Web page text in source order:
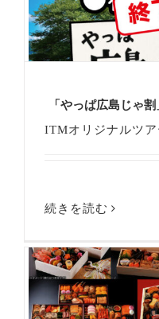
「やっぱ広島じゃ
ITMオリジナルツア
続きを読む